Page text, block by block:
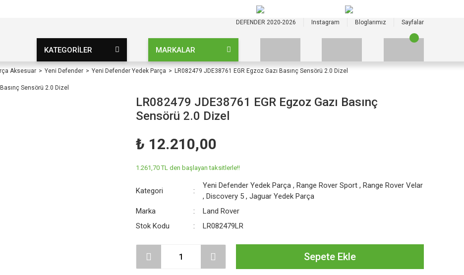
DEFENDER 2020-2026 Instagram Bloglarımız Sayfalar
KATEGORİLER MARKALAR
Aksesuar Yeni Defender Yeni Defender Yedek Parça LR082479 JDE38761 EGR Egzoz Gazı Basınç Sensörü 2.0 Dizel
LR082479 JDE38761 EGR Egzoz Gazı Basınç
Sensörü 2.0 Dizel
₺ 12.210,00
1.261,70 TL den başlayan taksitlerle!!
Kategori
Yeni Defender Yedek Parça ,Range Rover Sport ,Range Rover Velar
,Discovery 5 ,Jaguar Yedek Parça
Marka
Land Rover
Stok Kodu
LR082479LR
Sepete Ekle